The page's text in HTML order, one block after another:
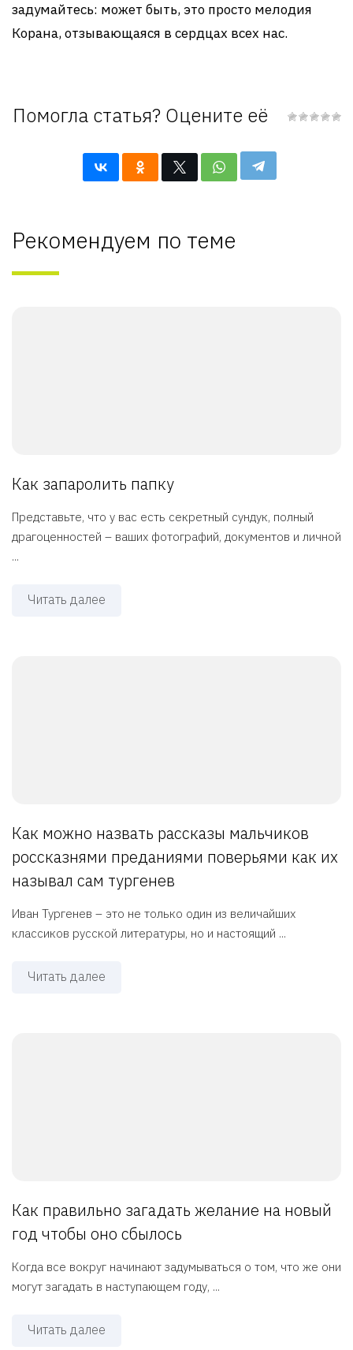
задумайтесь: может быть, это просто мелодия
Корана, отзывающаяся в сердцах всех нас.
Помогла статья? Оцените её
Рекомендуем по теме
Как запаролить папку
Представьте, что у вас есть секретный сундук, полный
драгоценностей – ваших фотографий, документов и личной
...
Читать далее
Как можно назвать рассказы мальчиков
россказнями преданиями поверьями как их
называл сам тургенев
Иван Тургенев – это не только один из величайших
классиков русской литературы, но и настоящий ...
Читать далее
Как правильно загадать желание на новый
год чтобы оно сбылось
Когда все вокруг начинают задумываться о том, что же они
могут загадать в наступающем году, ...
Читать далее